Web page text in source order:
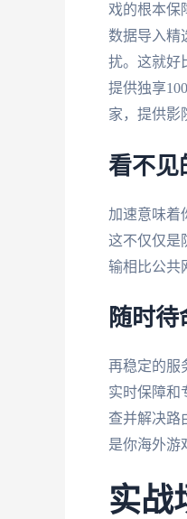
戏的根本保
数据导入精
扰。这就好
提供独享
家，提供影
看不见
加速意味着
这不仅仅是
输相比公共
随时待
再稳定的服
实时保障和
查并解决路
是你海外游
实战